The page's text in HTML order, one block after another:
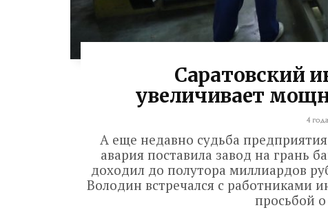
Саратовский
увеличивает
4
А еще недавно судьба предприятия
авария поставила завод на грань
доходил до полутора миллиардов
Володин встречался с работниками
просьбой